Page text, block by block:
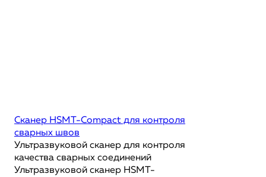
Сканер HSMT-Compact для контроля
сварных швов
Ультразвуковой сканер для контроля
качества сварных соединений
Ультразвуковой сканер HSMT-